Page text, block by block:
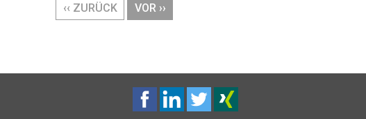
VORHERIGE
‹‹ ZURÜCK
NÄCHSTE
VOR ››